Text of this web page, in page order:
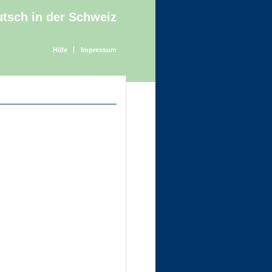
in der Schweiz
Hilfe Impressum